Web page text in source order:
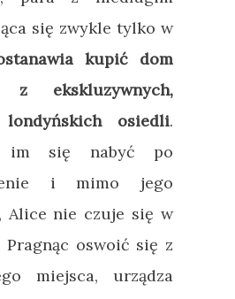
się zwykle tylko w
kupić dom
ekskluzywnych,
londyńskich osiedli.
im się nabyć po
i mimo jego
Alice nie czuje się w
oswoić się z
miejsca, urządza